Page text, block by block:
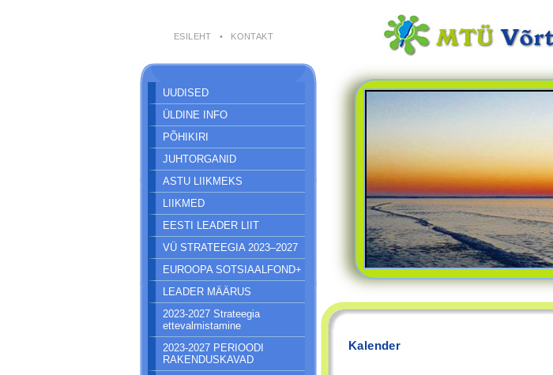
ESILEHT • KONTAKT
UUDISED
ÜLDINE INFO
PÕHIKIRI
JUHTORGANID
ASTU LIIKMEKS
LIIKMED
EESTI LEADER LIIT
VÜ STRATEEGIA 2023–2027
EUROOPA SOTSIAALFOND+
LEADER MÄÄRUS
2023-2027 Strateegia
ettevalmistamine
2023-2027 PERIOODI
RAKENDUSKAVAD
Kalender